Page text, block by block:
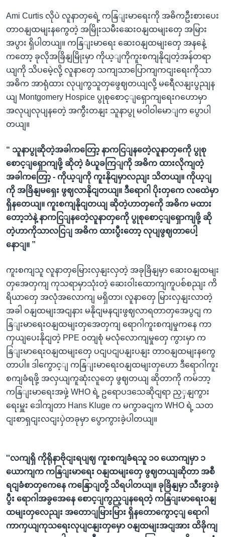
Ami Curtis လိုပဲ လူနာတှရေဲ့ ကနြျးမာရေးကို အဓိကဦးစားပေး
တာဝနျထမျးနကွေတဲ့ အမြိုးသမီးဆေးဝနျထမျးတှေ အမြား
အပွား ရှိပါတယျ။ ကနြျးမာရေး ဆေးဝနျထမျးတှေ အနနေဲ့
ကတော့ ခုလိုအခြိနျမြိုးမှာ ကိုယ့ျကိုကူးစကျနိုငျတဲ့အန်တရာ
ယျကို သိပမေဲ့လို့ လူနာတှေ သကျသာပြောကျကငျးရေးကိုသာ
အဓိက အာရုံထား လုပျကွသူတှဖွေဈတယျလို့ မရေီလနျးပွညျန
ယျ Montgomery Hospice ပွုစုစောင့ျရှောကျရေးဂဟောမှာ
အလုပျလုပျနတေဲ့ အကွီးတနျး သူနာပွု မဝါဝါမောျက ပွောပါ
တယျ။
“ သူနာပွုဆိုတဲ့အခါကတြော့ နာကငြျနတေဲ့လူနာတှကေို ပွုစု
စောင့ျရှောကျဖို့ ဆိုတဲ့ ခံယူခကြျကို အဓိက ထားလိုကျတဲ့
အခါကတြော့ - ကိုယ့ျကို ကူးနိုငျမှာလညျး သိတယျ။ ကိုယ့ျ
ကို အခြိနျမရှေး ဖွဈလာနိုငျတယျ။ ဒီရောဂါ ပိုးတှကေ လထေဲမှာ
ရှိနတေယျ။ ကူးစကျနိုငျတယျ ဆိုတဲ့ဟာတှကေို အဓိက မထား
တော့ဘဲနဲ့ နာကငြျနတေဲ့လူနာတှကေို ပွုစုစောင့ျရှောကျဖို့ ဆို
တဲ့ဟာကိုသာလငြျ အဓိက ထားပွီးတော့ လုပျဖွဈတာပေါ့
နောျ။ ”
ကူးစကျသူ လူနာတှမြေားလှနျးလှတဲ့ အခုခြိနျမှာ ဆေးဝနျထမျး
တှအေတှကျ ကုသရာမှာသုံးတဲ့ ဆေးဝါးထောကျကူပစ်စညျး ကိ
ရိယာတှေ အလုံအလောကျ မရှိတာ၊ လူနာတှေ မြားလှနျးလာတဲ့
အခါ ဝနျထမျးအငျနား မနိုငျမနငျးဖွဈလာရတာတှအေပွငျ က
နြျးမာရေးဝနျထမျးတှအေတှကျ ရောဂါကူးစကျမှုကနေ ကာ
ကှယျပေးနိုငျတဲ့ PPE ဝတျစုံ မလုံလောကျမှုတှေ ကွားမှာ က
နြျးမာရေးဝနျထမျးတှေ ပငျပငျပနျးပနျး တာဝနျထမျးနကွေ
တာပါ။ ဒါကွောင့ျ ကနြျးမာရေးဝနျထမျးတှဟော ဒီရောဂါကူး
စကျခံရဖို့ အလှယျကူဆုံးလူတှေ ဖွဈတယျ ဆိုတာကို ကမ်ဘာ့
ကနြျးမာရေးအဖှဲ့ WHO ရဲ့ ဥရောပဒသေဆိုငျရာ ညှှနျကွား
ရေးမှူး ဒေါကျတာ Hans Kluge က မကွာခငျက WHO ရဲ့ သတ
ငျးစာရှငျးလငျးပှဲတခုမှာ ပွောကွားခဲ့ပါတယျ။
''လကျရှိ ကိုရိုနာဗိုငျးရပျဈ ကူးစကျခံရသူ ၁၀ ယောကျမှာ ၁
ယောကျက ကနြျးမာရေး ဝနျထမျးတှေ ဖွဈတယျဆိုတာ အစီ
ရငျခံစာတှကေနေ ကနြောျတို့ သိရပါတယျ။ ခုခြိနျမှာ သီးခွားခှဲ
ပွီး ရောဂါအခွအေနေ စောင့ျကွည့ျနရေတဲ့ ကနြျးမာရေးဝနျ
ထမျးတှလေညျး အတောျမြားမြား ရှိနတောကွောင့ျ ရောဂါ
ကာကှယျကုသရေးလုပျငနျးတှမှော ဝနျထမျးအငျအား ထိခိုကျ